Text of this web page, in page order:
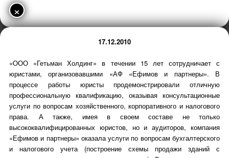
×
17.12.2010
«ООО «Гетьман Холдинг» в течении 15 лет сотрудничает с
юристами, организовавшими «АФ «Ефимов и партнеры». В
процессе работы юристы продемонстрировали отличную
профессиональную квалификацию, оказывая консультационные
услуги по вопросам хозяйственного, корпоративного и налогового
права. А также, имея в своем составе не только
высококвалифицированных юристов, но и аудиторов, компания
«Ефимов и партнеры» оказала услуги по вопросам бухгалтерского
и налогового учета (построение схемы продажи зданий с